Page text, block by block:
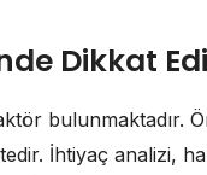
Dikkat
bulunmaktadır.
İhtiyaç analizi,